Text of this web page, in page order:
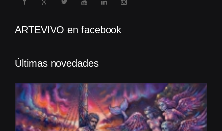
ARTEVIVO en facebook
Últimas novedades